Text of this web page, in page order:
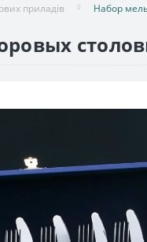
приладів Набор